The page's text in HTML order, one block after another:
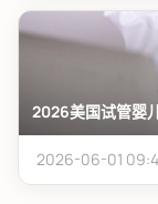
2026美国试管婴
2026-06-01